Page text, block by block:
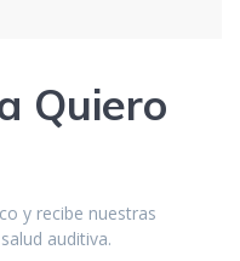
Quiero
y recibe nuestras
auditiva.